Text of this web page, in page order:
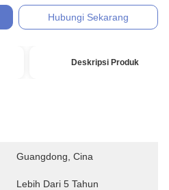
Hubungi Sekarang
Deskripsi Produk
Guangdong, Cina
Lebih Dari 5 Tahun